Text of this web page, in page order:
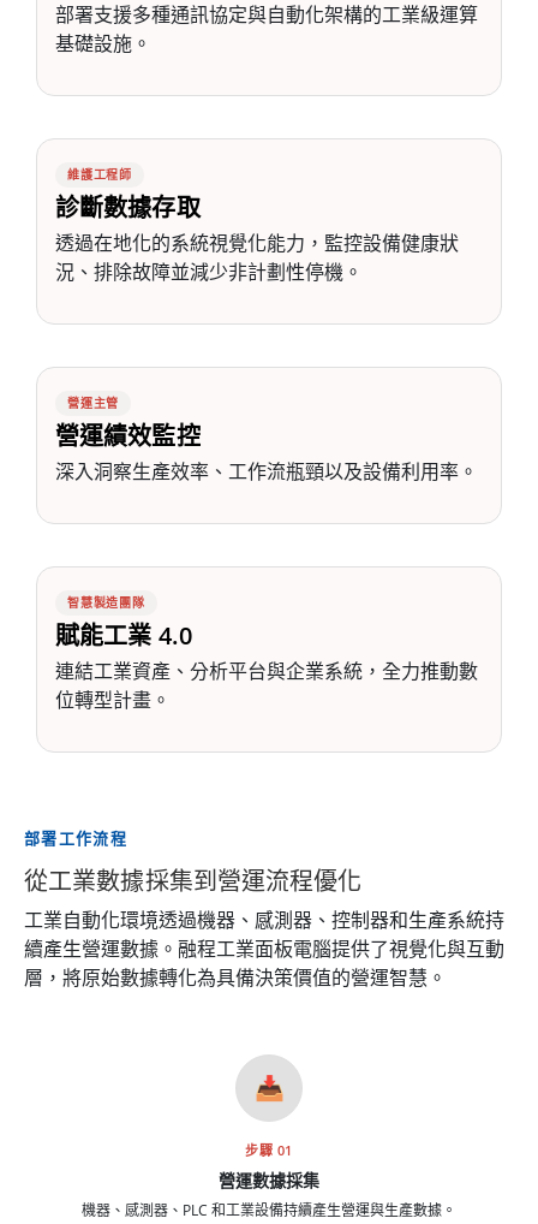
部署支援多種通訊協定與自動化架構的工業級運算
基礎設施。
維護工程師
診斷數據存取
透過在地化的系統視覺化能力，監控設備健康狀
況、排除故障並減少非計劃性停機。
營運主管
營運績效監控
深入洞察生產效率、工作流瓶頸以及設備利用率。
智慧製造團隊
賦能工業 4.0
連結工業資產、分析平台與企業系統，全力推動數
位轉型計畫。
部署工作流程
從工業數據採集到營運流程優化
工業自動化環境透過機器、感測器、控制器和生產系統持
續產生營運數據。融程工業面板電腦提供了視覺化與互動
層，將原始數據轉化為具備決策價值的營運智慧。
📥
步驟 01
營運數據採集
機器、感測器、PLC 和工業設備持續產生營運與生產數據。